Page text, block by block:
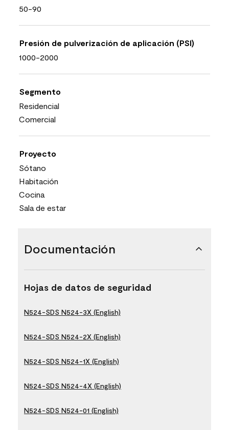
50-90
Presión de pulverización de aplicación (PSI)
1000-2000
Segmento
Residencial
Comercial
Proyecto
Sótano
Habitación
Cocina
Sala de estar
Documentación
Hojas de datos de seguridad
N524-SDS N524-3X (English)
N524-SDS N524-2X (English)
N524-SDS N524-1X (English)
N524-SDS N524-4X (English)
N524-SDS N524-01 (English)